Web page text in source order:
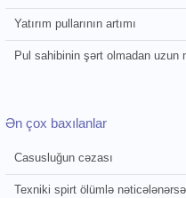
Yatırım pullarının artımı
Pul sahibinin şərt olmadan uzun
Ən çox baxılanlar
Casusluğun cəzası
Texniki spirt ölümlə nəticələnərsə